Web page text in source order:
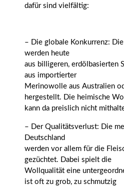
dafür sind vielfältig:
– Die globale Konkurrenz:
werden heute
aus billigeren, erdölbasierten
aus importierter
Merinowolle aus Australien
hergestellt. Die heimische
kann da preislich nicht
– Der Qualitätsverlust: Die
Deutschland
werden vor allem für die
gezüchtet. Dabei spielt die
Wollqualität eine
ist oft zu grob, zu schmutzig